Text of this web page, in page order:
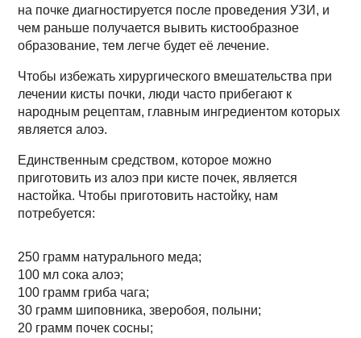
на почке диагностируется после проведения УЗИ, и
чем раньше получается вывить кистообразное
образование, тем легче будет её лечение.
Чтобы избежать хирургического вмешательства при
лечении кисты почки, люди часто прибегают к
народным рецептам, главным ингредиентом которых
является алоэ.
Единственным средством, которое можно
приготовить из алоэ при кисте почек, является
настойка. Чтобы приготовить настойку, нам
потребуется:
250 грамм натурального меда;
100 мл сока алоэ;
100 грамм гриба чага;
30 грамм шиповника, зверобоя, полыни;
20 грамм почек сосны;